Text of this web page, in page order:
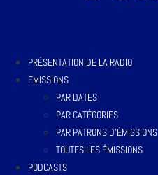
PRÉSENTATION DE LA RADIO
EMISSIONS
PAR DATES
PAR CATÉGORIES
PAR PATRONS D’ÉMISSIONS
TOUTES LES ÉMISSIONS
PODCASTS